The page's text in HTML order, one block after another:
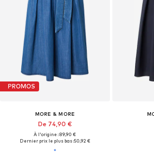
PROMOS
MORE & MORE
De 74,90 €
À l'origine : 89,90 €
Dernier prix le plus bas :50,92 €